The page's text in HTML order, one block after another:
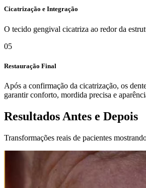
Cicatrização e Integração
O tecido gengival cicatriza ao redor da
05
Restauração Final
Após a confirmação da cicatrização, os
garantir conforto, mordida precisa e
Resultados Antes e Depois
Transformações reais de pacientes